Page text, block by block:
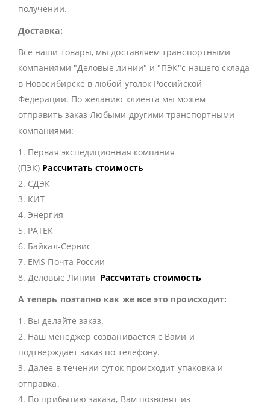
получении.
Доставка:
Все наши товары, мы доставляем транспортными
компаниями "Деловые линии" и "ПЭК"с нашего склада
в Новосибирске в любой уголок Российской
Федерации. По желанию клиента мы можем
отправить заказ Любыми другими транспортными
компаниями:
1. Первая экспедиционная компания
(ПЭК) Рассчитать стоимость
2. СДЭК
3. КИТ
4. Энергия
5. РАТЕК
6. Байкал-Сервис
7. EMS Почта России
8. Деловые Линии Рассчитать стоимость
А теперь поэтапно как же все это происходит:
1. Вы делайте заказ.
2. Наш менеджер созванивается с Вами и
подтверждает заказ по телефону.
3. Далее в течении суток происходит упаковка и
отправка.
4. По прибытию заказа, Вам позвонят из